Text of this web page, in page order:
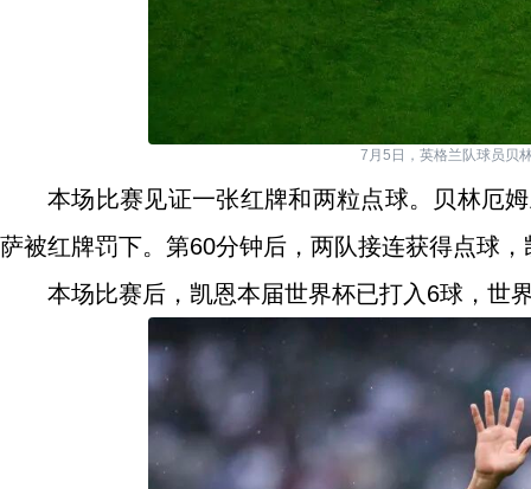
7月5日，英格兰队球员贝
本场比赛见证一张红牌和两粒点球。贝林厄
萨被红牌罚下。第60分钟后，两队接连获得点球
本场比赛后，凯恩本届世界杯已打入6球，世